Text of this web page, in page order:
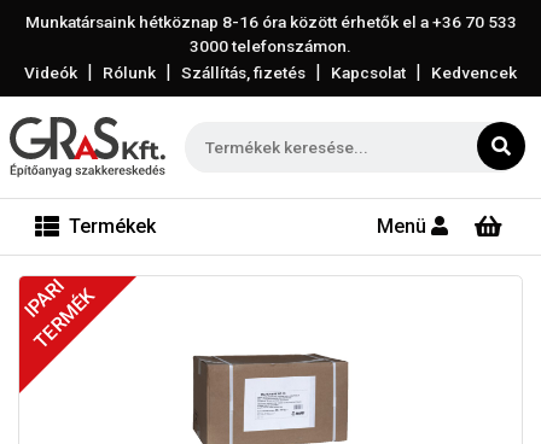
Munkatársaink hétköznap 8-16 óra között érhetők el a+36 70 533
3000telefonszámon.
Videók | Rólunk | Szállítás, fizetés | Kapcsolat | Kedvencek
Termékek Menü
IPARI
TERMÉK